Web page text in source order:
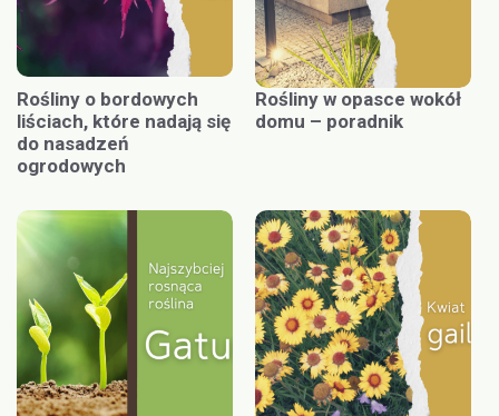
Rośliny o bordowych
liściach, które nadają się
do nasadzeń
ogrodowych
Rośliny w opasce wokół
domu – poradnik